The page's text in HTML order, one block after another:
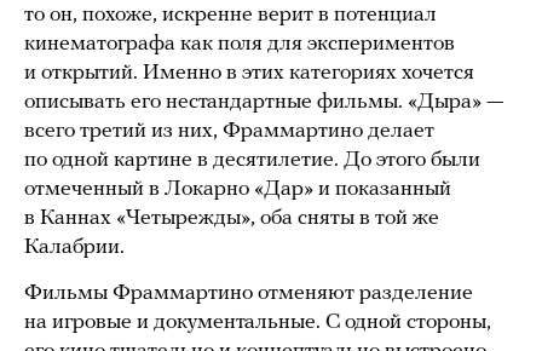
то он, похоже, искренне верит в потенциал
кинематографа как поля для экспериментов
и открытий. Именно в этих категориях хочется
описывать его нестандартные фильмы. «Дыра» —
всего третий из них, Фраммартино делает
по одной картине в десятилетие. До этого были
отмеченный в Локарно «Дар» и показанный
в Каннах «Четырежды», оба сняты в той же
Калабрии.
Фильмы Фраммартино отменяют разделение
на игровые и документальные. С одной стороны,